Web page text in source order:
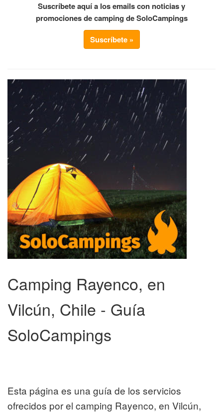
Suscríbete aquí a los emails con noticias y
promociones de camping de SoloCampings
Suscríbete »
Camping Rayenco, en
Vilcún, Chile - Guía
SoloCampings
Esta página es una guía de los servicios
ofrecidos por el camping Rayenco, en Vilcún,